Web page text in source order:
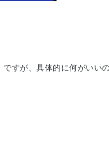
ですが、具体的に何がいい